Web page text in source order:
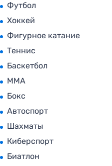
Футбол
Хоккей
Фигурное катание
Теннис
Баскетбол
MMA
Бокс
Автоспорт
Шахматы
Киберспорт
Биатлон